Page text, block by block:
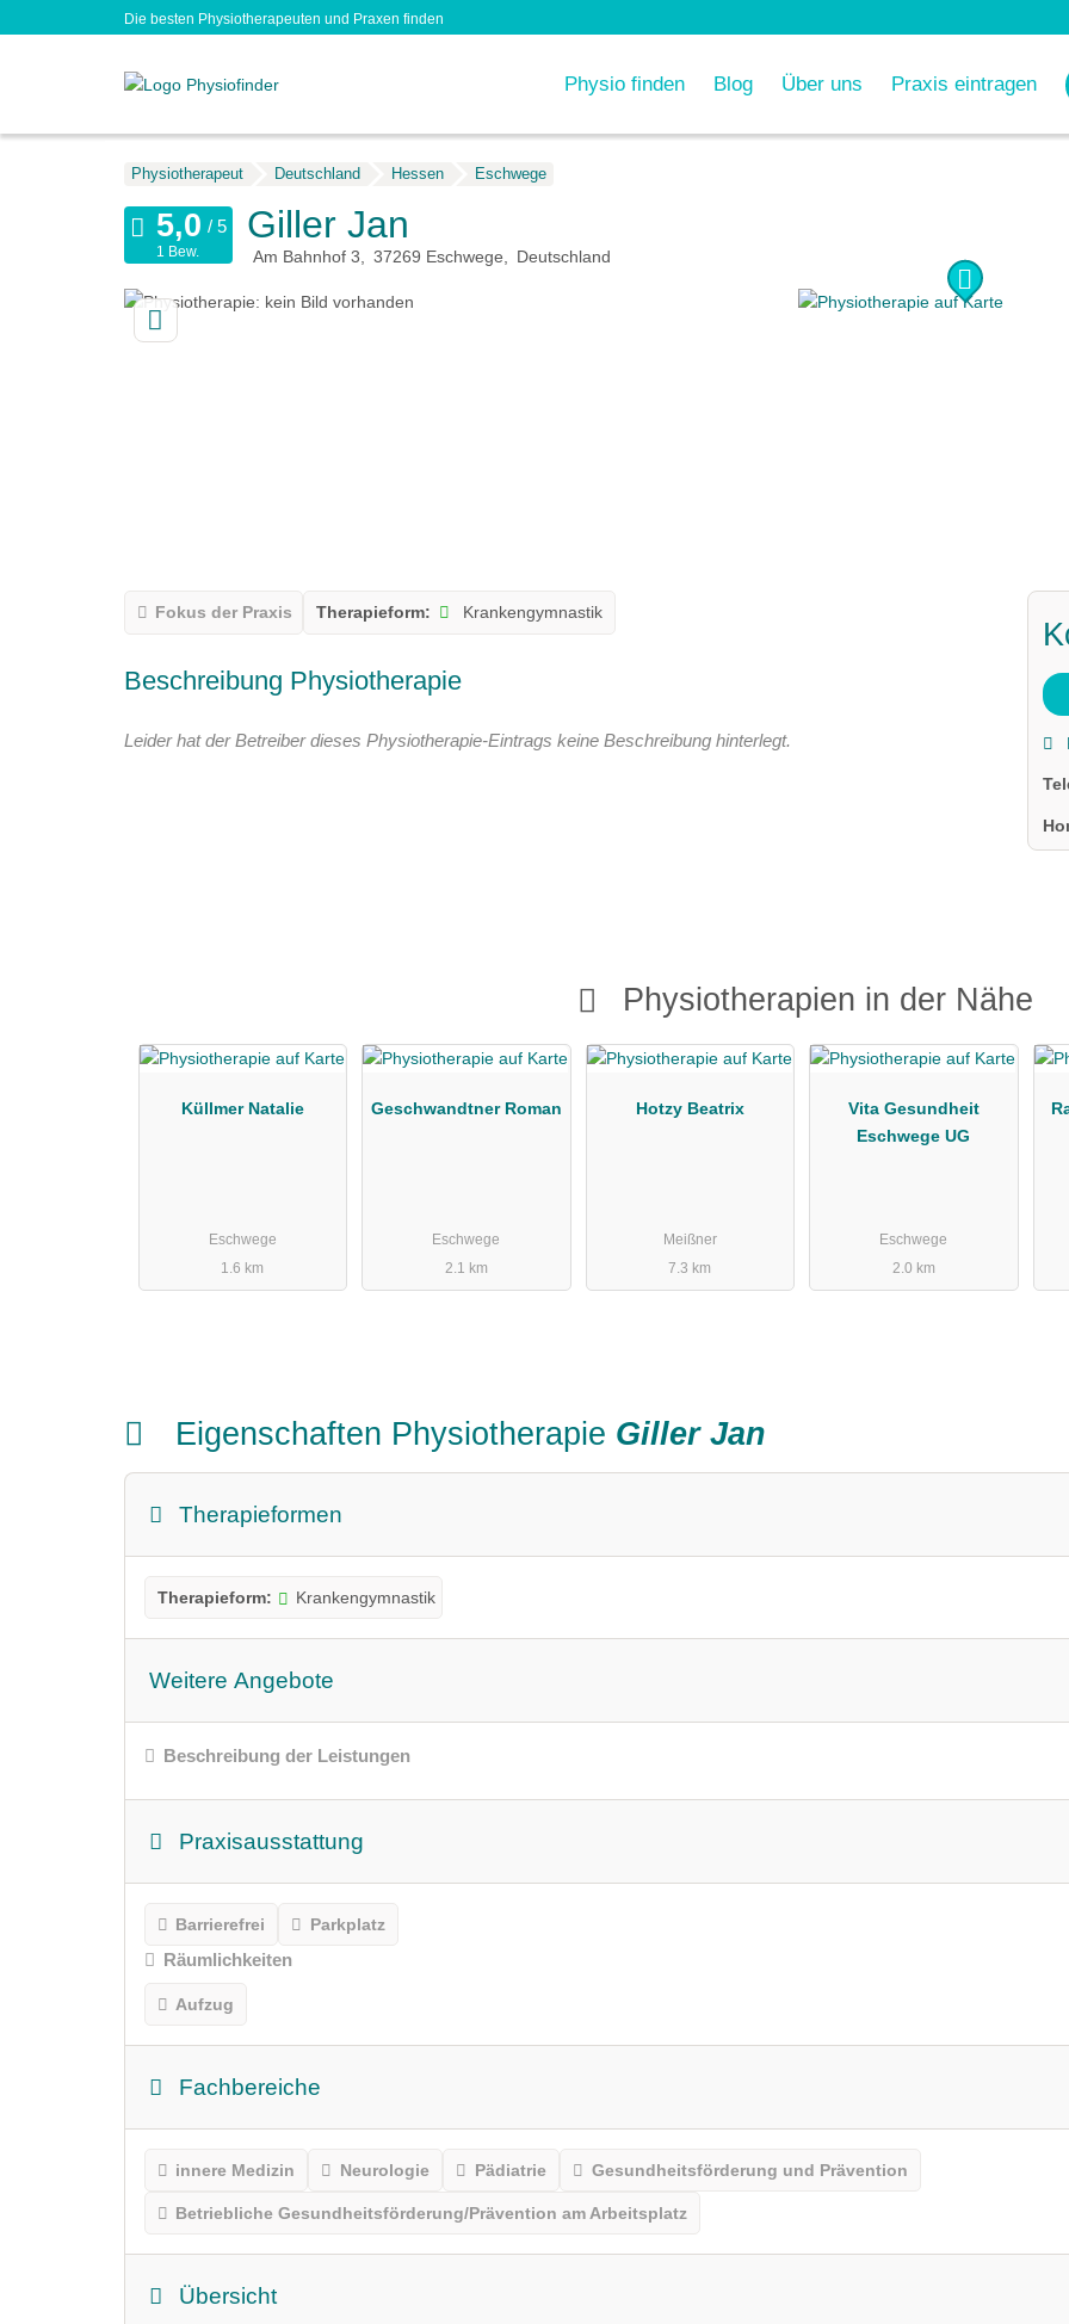
Die besten Physiotherapeuten und Praxen finden
Physio finden Blog Über uns Praxis eintragen
Physiotherapeut Deutschland Hessen Eschwege
Giller Jan
Am Bahnhof 3 37269 Eschwege Deutschland
1 Bew.
Fokus der Praxis Therapieform: Krankengymnastik
Beschreibung Physiotherapie
Leider hat der Betreiber dieses Physiotherapie-Eintrags keine Beschreibung hinterlegt.
Physiotherapien in der Nähe
Küllmer Natalie
Eschwege
1.6 km
Geschwandtner Roman
Eschwege
2.1 km
Hotzy Beatrix
Meißner
7.3 km
Vita Gesundheit
Eschwege UG
Eschwege
2.0 km
Eigenschaften Physiotherapie Giller Jan
Therapieformen
Therapieform: Krankengymnastik
Weitere Angebote
Beschreibung der Leistungen
Praxisausstattung
Barrierefrei Parkplatz
Räumlichkeiten
Aufzug
Fachbereiche
innere Medizin Neurologie Pädiatrie Gesundheitsförderung und Prävention
Betriebliche Gesundheitsförderung/Prävention am Arbeitsplatz
Übersicht